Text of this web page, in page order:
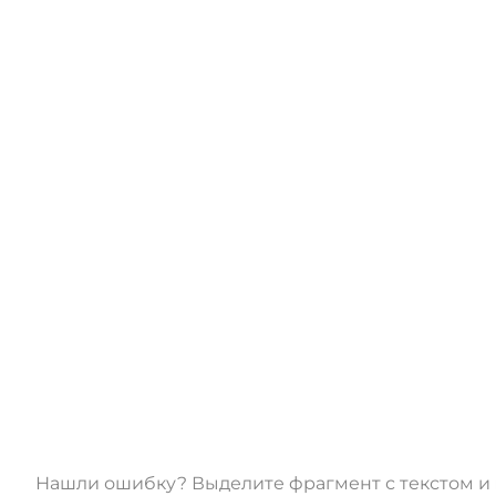
Нашли ошибку? Выделите фрагмент с текстом